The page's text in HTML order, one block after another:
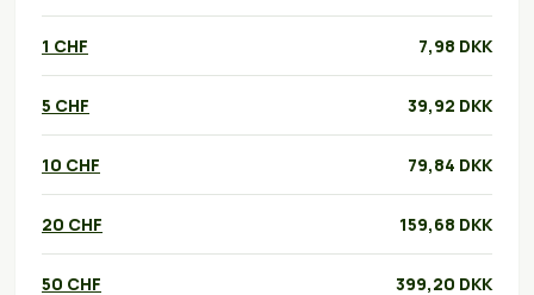
1 CHF 7,98 DKK
5 CHF 39,92 DKK
10 CHF 79,84 DKK
20 CHF 159,68 DKK
50 CHF 399,20 DKK